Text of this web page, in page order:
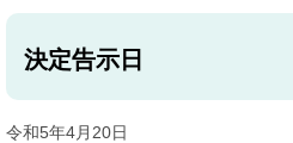
決定告示日
令和5年4月20日